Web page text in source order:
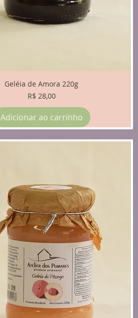
Geléia de Amora 220g
Preço
R$ 28,00
Adicionar ao carrinho